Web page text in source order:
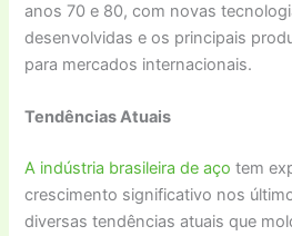
anos 70 e 80, com novas
desenvolvidas e os principais
para mercados internacionais.
Tendências Atuais
A indústria brasileira de aço tem
crescimento significativo nos
diversas tendências atuais que